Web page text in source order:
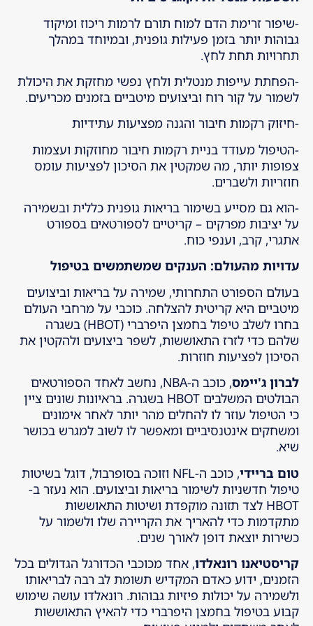
-שיפור זרימת הדם למוח תורם לרמות ריכוז ומיקוד
גבוהות יותר בזמן פעילות גופנית, ובמיוחד במהלך
תחרויות תחת לחץ.
-הפחתת עייפות מנטלית ולחץ נפשי מחזקת את היכולת
לשמור על קור רוח וביצועים מיטביים בזמנים מכריעים.
-חיזוק רקמות חיבור והגנה מפציעות עתידיות
-הטיפול מעודד בניית רקמות חיבור מחוזקות ועצמות
צפופות יותר, מה שמקטין את הסיכון לפציעות עומס
חוזריות ולשברים.
-הוא גם מסייע בשימור בריאות גופנית כללית ובשמירה
על יציבות מפרקים – קריטיים לספורטאים בספורט
אתגרי, קרב, וענפי כוח.
עדויות מהעולם: הענקים שמשתמשים בטיפול
בעולם הספורט התחרותי, שמירה על בריאות וביצועים
מיטביים היא קריטית להצלחה. כוכבי על מרחבי העולם
בחרו לשלב טיפול בחמצן היפרברי (HBOT) בשגרה
שלהם כדי לזרז התאוששות, לשפר ביצועים ולהקטין את
הסיכון לפציעות חוזרות.
לברון ג'יימס
, כוכב ה-NBA, נחשב לאחד הספורטאים
הבולטים המשלבים HBOT בשגרה. בראיונות שונים ציין
כי הטיפול עוזר לו להחלים מהר יותר לאחר אימונים
ומשחקים אינטנסיביים ומאפשר לו לשוב למגרש בכושר
שיא.
טום בריידי
, כוכב ה-NFL וזוכה בסופרבול, דוגל בשיטות
טיפול חדשניות לשימור בריאות וביצועים. הוא נעזר ב-
HBOT לצד תזונה מוקפדת ושיטות התאוששות
מתקדמות כדי להאריך את הקריירה שלו ולשמור על
כשירות יוצאת דופן לאורך שנים.
קריסטיאנו רונאלדו, אחד מכוכבי הכדורגל הגדולים בכל
הזמנים, ידוע כאדם המקדיש תשומת לב רבה לבריאותו
ולשמירה על יכולות פיזיות גבוהות. רונאלדו עושה שימוש
קבוע בטיפול בחמצן היפרברי כדי להאיץ התאוששות